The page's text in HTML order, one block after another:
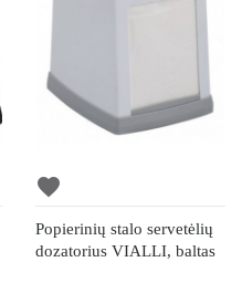
favorite
Popierinių stalo servetėlių
dozatorius VIALLI, baltas